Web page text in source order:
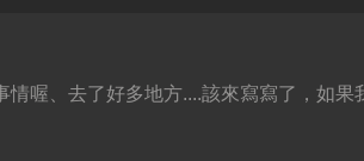
喔、去了好多地方....該來寫寫了，如果